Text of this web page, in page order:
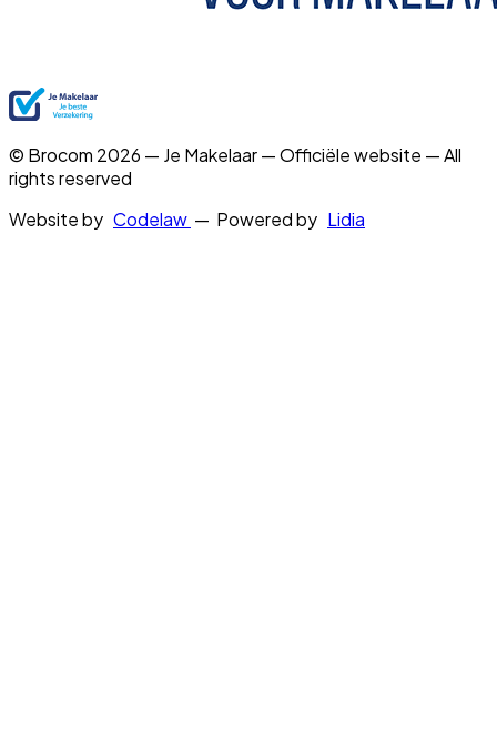
© Brocom 2026 — Je Makelaar — Officiële website — All
rights reserved
Website by Codelaw — Powered by Lidia